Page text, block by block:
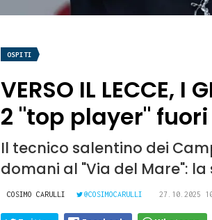
OSPITI
VERSO IL LECCE, I
2 "top player"
Il tecnico salentino dei
domani al "Via del Mare": la
COSIMO CARULLI @COSIMOCARULLI 27.10.2025